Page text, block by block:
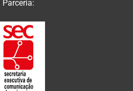
Parceria: